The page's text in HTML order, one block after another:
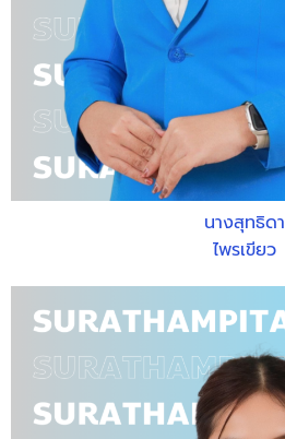
นางสุทธิดา
ไพรเขียว